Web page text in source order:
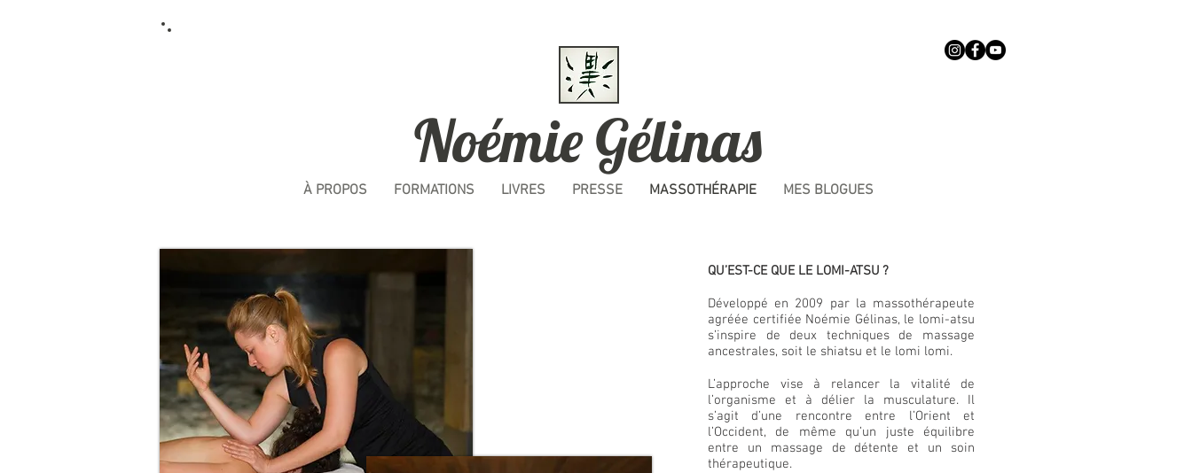
Noémie Gélinas
À PROPOS FORMATIONS LIVRES PRESSE MASSOTHÉRAPIE MES BLOGUES
QU’EST-CE QUE LE LOMI-ATSU ?
Développé en 2009 par la massothérapeute
agréée certifiée Noémie Gélinas, le lomi-atsu
s’inspire de deux techniques de massage
ancestrales, soit le shiatsu et le lomi lomi.
L’approche vise à relancer la vitalité de
l’organisme et à délier la musculature. Il
s’agit d’une rencontre entre l’Orient et
l’Occident, de même qu’un juste équilibre
entre un massage de détente et un soin
thérapeutique.